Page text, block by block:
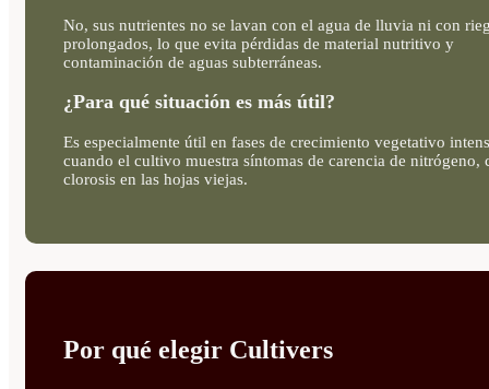
No, sus nutrientes no se lavan con el agua de lluvia ni con
prolongados, lo que evita pérdidas de material nutritivo y
contaminación de aguas subterráneas.
¿Para qué situación es más útil?
Es especialmente útil en fases de crecimiento vegetativo
cuando el cultivo muestra síntomas de carencia de nitrógeno,
clorosis en las hojas viejas.
Por qué elegir Cultivers